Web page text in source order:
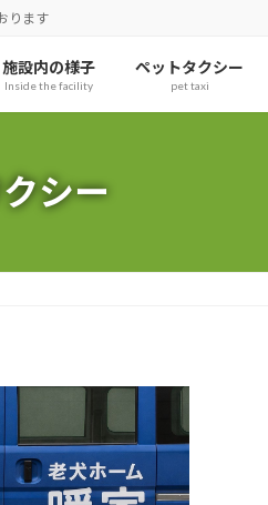
ります
施設内の様子
Inside the facility
ペットタクシー
pet taxi
シー